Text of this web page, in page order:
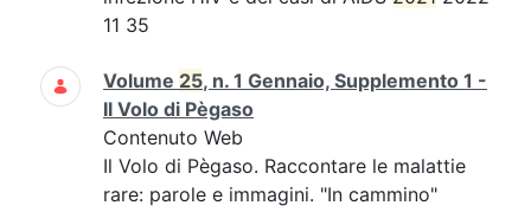
11 35
Volume 25, n. 1 Gennaio, Supplemento 1 -
Il Volo di Pègaso
Contenuto Web
Il Volo di Pègaso. Raccontare le malattie
rare: parole e immagini. "In cammino"